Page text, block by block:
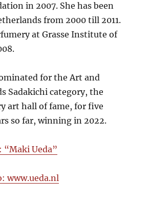
in 2007. She has been
from 2000 till 2011.
at Grasse Institute of
for the Art and
Sadakichi category, the
art hall of fame, for five
so far, winning in 2022.
“Maki Ueda”
www.ueda.nl